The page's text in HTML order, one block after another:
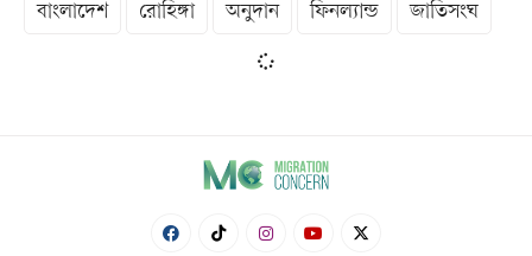
বাংলাদেশ রোহিঙ্গা অনুদান ফিনল্যান্ড জাতিসংঘ